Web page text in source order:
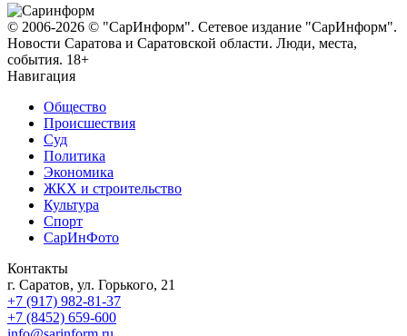
© 2006-2026 © "СарИнформ". Сетевое издание "СарИнформ".
Новости Саратова и Саратовской области. Люди, места,
события. 18+
Навигация
Общество
Происшествия
Суд
Политика
Экономика
ЖКХ и строительство
Культура
Спорт
СарИнФото
Контакты
г. Саратов, ул. Горького, 21
+7 (917) 982-81-37
+7 (8452) 659-600